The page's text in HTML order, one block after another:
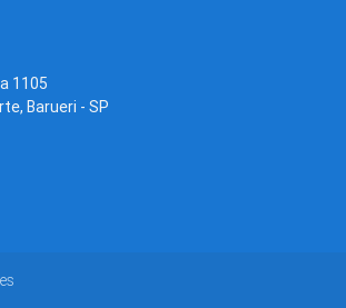
1105
Barueri - SP